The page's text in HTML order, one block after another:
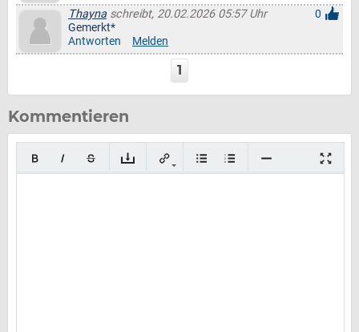
Thayna schreibt, 20.02.2026 05:57 Uhr
0
Gemerkt*
Antworten
Melden
1
Kommentieren